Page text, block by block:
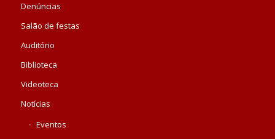
Denúncias
Salão de festas
Auditório
Biblioteca
Videoteca
Notícias
Eventos